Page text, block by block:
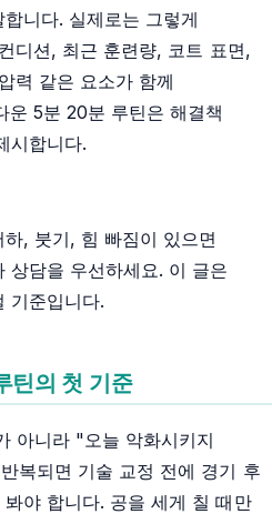
니다. 실제로는 그렇게
디션, 최근 훈련량, 코트 표면,
력 같은 요소가 함께
운 5분 20분 루틴은 해결책
시합니다.
, 붓기, 힘 빠짐이 있으면
상담을 우선하세요. 이 글은
기준입니다.
틴의 첫 기준
아니라 "오늘 악화시키지
복되면 기술 교정 전에 경기 후
야 합니다. 공을 세게 칠 때만